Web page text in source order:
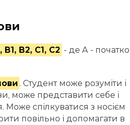
B1, B2, C1, C2 - де A -
. Студент може розуміти і
може представити себе і
Може спілкуватися з носієм
повільно і допомагати в